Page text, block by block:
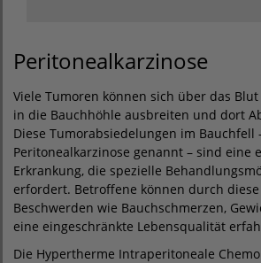
Peritonealkarzinose
Viele Tumoren können sich über das
in die Bauchhöhle ausbreiten und dort
Diese Tumorabsiedelungen im Bauchfell
Peritonealkarzinose genannt – sind eine
Erkrankung, die spezielle
erfordert. Betroffene können durch
Beschwerden wie Bauchschmerzen,
eine eingeschränkte Lebensqualität
Die Hypertherme Intraperitoneale